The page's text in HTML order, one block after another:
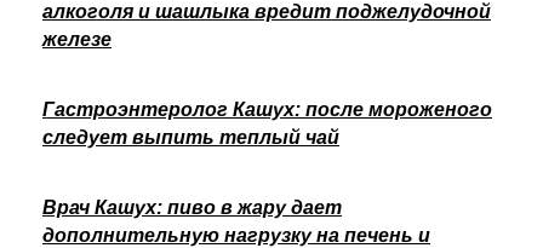
алкоголя и шашлыка вредит поджелудочной
железе
Гастроэнтеролог Кашух: после мороженого
следует выпить теплый чай
Врач Кашух: пиво в жару дает
дополнительную нагрузку на печень и